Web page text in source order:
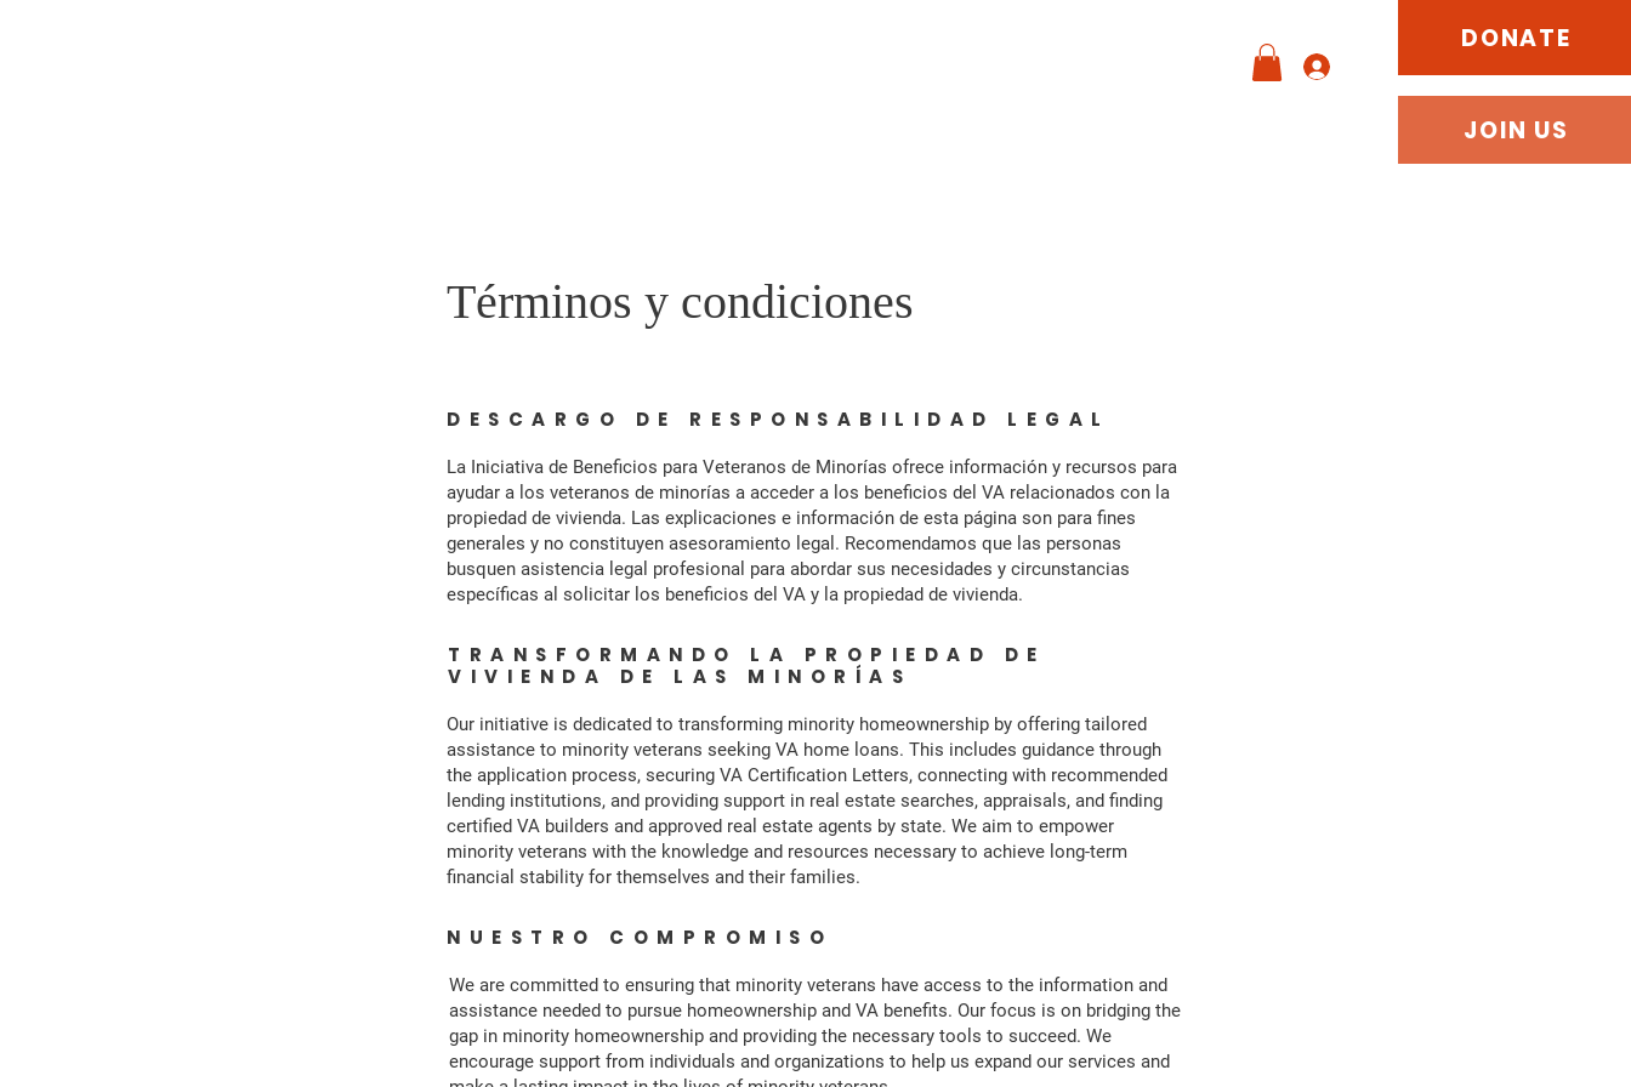
DONATE
JOIN US
Términos y condiciones
DESCARGO DE RESPONSABILIDAD LEGAL
La Iniciativa de Beneficios para Veteranos de Minorías ofrece información y recursos para
ayudar a los veteranos de minorías a acceder a los beneficios del VA relacionados con la
propiedad de vivienda. Las explicaciones e información de esta página son para fines
generales y no constituyen asesoramiento legal. Recomendamos que las personas
busquen asistencia legal profesional para abordar sus necesidades y circunstancias
específicas al solicitar los beneficios del VA y la propiedad de vivienda.
TRANSFORMANDO LA PROPIEDAD DE
VIVIENDA DE LAS MINORÍAS
Our initiative is dedicated to transforming minority homeownership by offering tailored
assistance to minority veterans seeking VA home loans. This includes guidance through
the application process, securing VA Certification Letters, connecting with recommended
lending institutions, and providing support in real estate searches, appraisals, and finding
certified VA builders and approved real estate agents by state. We aim to empower
minority veterans with the knowledge and resources necessary to achieve long-term
financial stability for themselves and their families.
NUESTRO COMPROMISO
We are committed to ensuring that minority veterans have access to the information and
assistance needed to pursue homeownership and VA benefits. Our focus is on bridging the
gap in minority homeownership and providing the necessary tools to succeed. We
encourage support from individuals and organizations to help us expand our services and